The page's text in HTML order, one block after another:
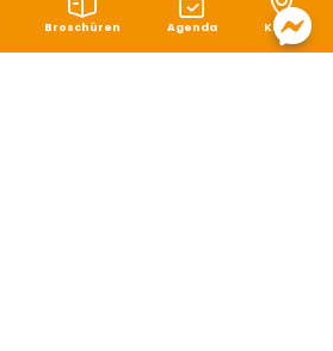
Broschüren Agenda Karte